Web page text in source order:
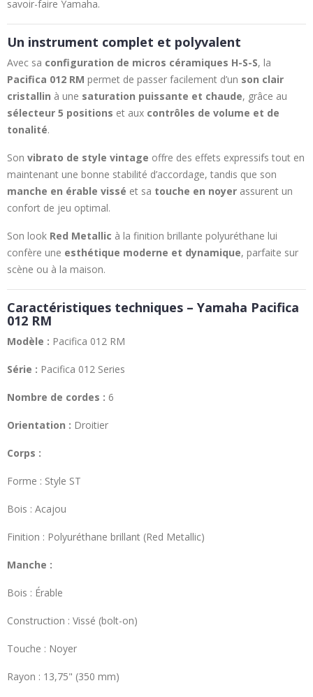
savoir-faire Yamaha.
Un instrument complet et polyvalent
Avec sa configuration de micros céramiques H-S-S, la
Pacifica 012 RM permet de passer facilement d’un son clair
cristallin à une saturation puissante et chaude, grâce au
sélecteur 5 positions et aux contrôles de volume et de
tonalité.
Son vibrato de style vintage offre des effets expressifs tout en
maintenant une bonne stabilité d’accordage, tandis que son
manche en érable vissé et sa touche en noyer assurent un
confort de jeu optimal.
Son look Red Metallic à la finition brillante polyuréthane lui
confère une esthétique moderne et dynamique, parfaite sur
scène ou à la maison.
Caractéristiques techniques – Yamaha Pacifica
012 RM
Modèle : Pacifica 012 RM
Série : Pacifica 012 Series
Nombre de cordes : 6
Orientation : Droitier
Corps :
Forme : Style ST
Bois : Acajou
Finition : Polyuréthane brillant (Red Metallic)
Manche :
Bois : Érable
Construction : Vissé (bolt-on)
Touche : Noyer
Rayon : 13,75" (350 mm)